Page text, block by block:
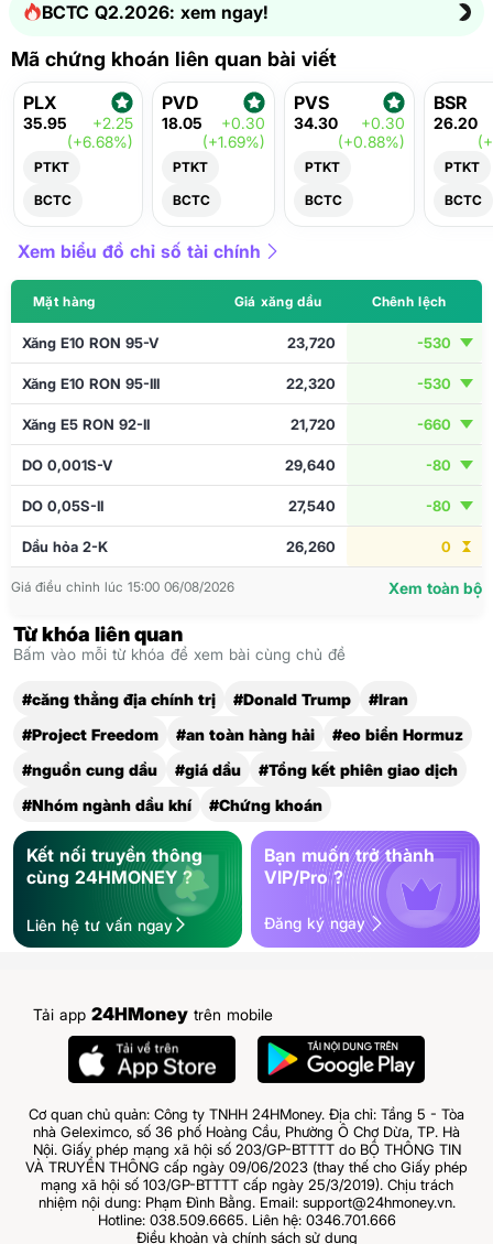
BCTC Q2.2026: xem ngay!
Mã chứng khoán liên quan bài viết
PLX
35.95
+2.25
(+6.68%)
PTKT
BCTC
PVD
18.05
+0.30
(+1.69%)
PTKT
BCTC
PVS
34.30
+0.30
(+0.88%)
PTKT
BCTC
BSR
26.20
PTKT
BCTC
Xem biểu đồ chỉ số tài chính
Mặt hàng Giá xăng dầu Chênh lệch
Xăng E10 RON 95-V 23,720 -530
Xăng E10 RON 95-III 22,320 -530
Xăng E5 RON 92-II 21,720 -660
DO 0,001S-V 29,640 -80
DO 0,05S-II 27,540 -80
Dầu hỏa 2-K 26,260 0
Giá điều chỉnh lúc 15:00 06/08/2026 Xem toàn bộ
Từ khóa liên quan
Bấm vào mỗi từ khóa để xem bài cùng chủ đề
#căng thẳng địa chính trị #Donald Trump
#Iran
#Project Freedom
#an toàn hàng hải
#eo biển Hormuz
#nguồn cung dầu
#giá dầu
#Tổng kết phiên giao dịch
#Nhóm ngành dầu khí
#Chứng khoán
Kết nối truyền thông
cùng 24HMONEY ?
Liên hệ tư vấn ngay
Bạn muốn trở thành
VIP/Pro ?
Đăng ký ngay
Tải app 24HMoney trên mobile
Cơ quan chủ quản: Công ty TNHH 24HMoney. Địa chỉ: Tầng 5 - Tòa
nhà Geleximco, số 36 phố Hoàng Cầu, Phường Ô Chợ Dừa, TP. Hà
Nội. Giấy phép mạng xã hội số 203/GP-BTTTT do BỘ THÔNG TIN
VÀ TRUYỀN THÔNG cấp ngày 09/06/2023 (thay thế cho Giấy phép
mạng xã hội số 103/GP-BTTTT cấp ngày 25/3/2019). Chịu trách
nhiệm nội dung: Phạm Đình Bằng. Email: support@24hmoney.vn.
Hotline: 038.509.6665. Liên hệ: 0346.701.666
Điều khoản và chính sách sử dụng